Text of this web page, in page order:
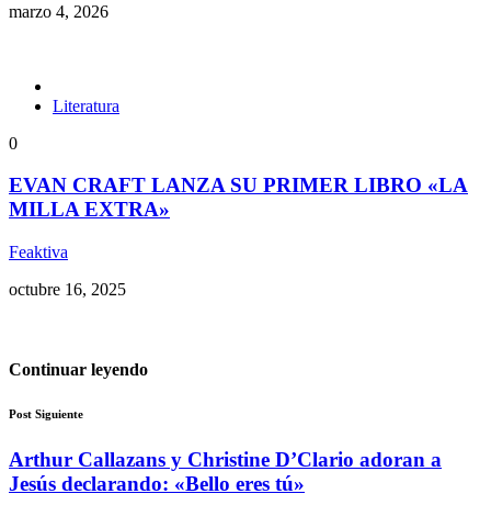
marzo 4, 2026
Literatura
0
EVAN CRAFT LANZA SU PRIMER LIBRO «LA
MILLA EXTRA»
Feaktiva
octubre 16, 2025
Continuar leyendo
Post Siguiente
Arthur Callazans y Christine D’Clario adoran a
Jesús declarando: «Bello eres tú»